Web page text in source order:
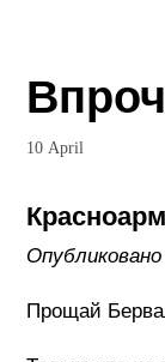
10 April
Прощай